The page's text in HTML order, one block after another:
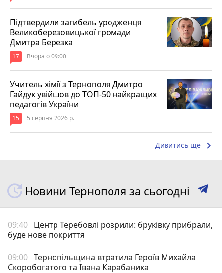
Підтвердили загибель уродженця
Великоберезовицької громади
Дмитра Березка
17 Вчора о 09:00
Учитель хімії з Тернополя Дмитро
Гайдук увійшов до ТОП-50 найкращих
педагогів України
15 5 серпня 2026 р.
Дивитись ще keyboard_arrow_right
Новини Тернополя за сьогодні
09:40 Центр Теребовлі розрили: бруківку прибрали,
буде нове покриття
09:00 Тернопільщина втратила Героїв Михайла
Скоробогатого та Івана Карабаника